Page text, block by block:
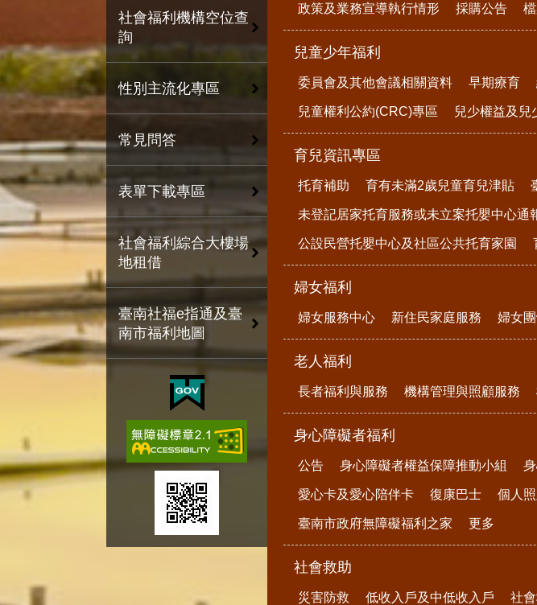
社會福利機構空位查
詢
性別主流化專區
常見問答
表單下載專區
社會福利綜合大樓場
地租借
臺南社福e指通及臺
南市福利地圖
政策及業務宣導執行情形 採購公告
兒童少年福利
委員會及其他會議相關資料 早期療育
兒童權利公約(CRC)專區 兒少權益及兒
育兒資訊專區
托育補助 育有未滿2歲兒童育兒津貼
未登記居家托育服務或未立案托嬰中心通
公設民營托嬰中心及社區公共托育家園
婦女福利
婦女服務中心 新住民家庭服務 婦女
老人福利
長者福利與服務 機構管理與照顧服務
身心障礙者福利
公告 身心障礙者權益保障推動小組
愛心卡及愛心陪伴卡 復康巴士 個人
臺南市政府無障礙福利之家 更多
社會救助
災害防救 低收入戶及中低收入戶 社